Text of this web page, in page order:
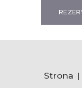
Strona
BLOG